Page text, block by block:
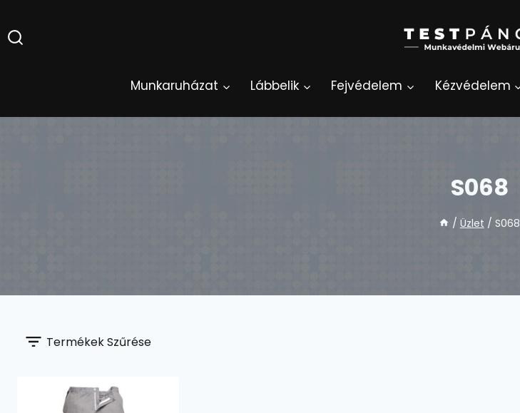
to
content
Munkaruházat Lábbelik Fejvédelem Kézvédelem
S068
/ Üzlet / S068
Termékek Szűrése